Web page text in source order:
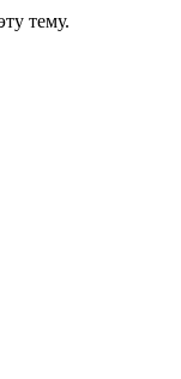
тему.